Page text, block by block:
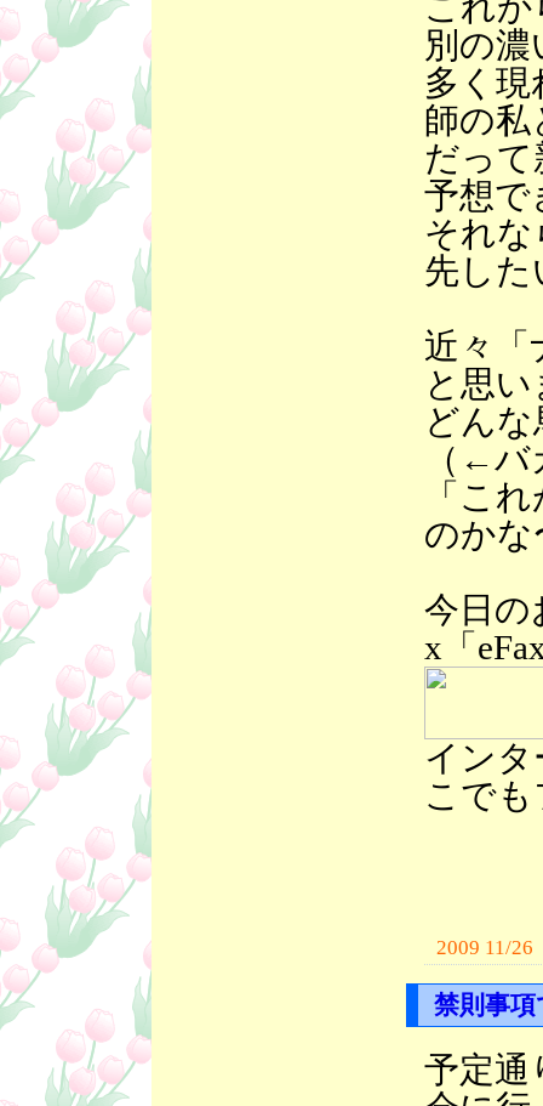
別の
多く現
師の私
だっ
予想で
それ
先した
近々「
と思
どん
（←バ
「こ
のか
今日
x「
インタ
こで
2009 11/26
禁則事
予定通